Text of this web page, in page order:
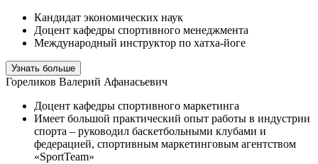
Кандидат экономических наук
Доцент кафедры спортивного менеджмента
Международный инструктор по хатха-йоге
Узнать больше
Гореликов Валерий Афанасьевич
Доцент кафедры спортивного маркетинга
Имеет большой практический опыт работы в индустрии
спорта – руководил баскетбольными клубами и
федерацией, спортивным маркетинговым агентством
«SportTeam»